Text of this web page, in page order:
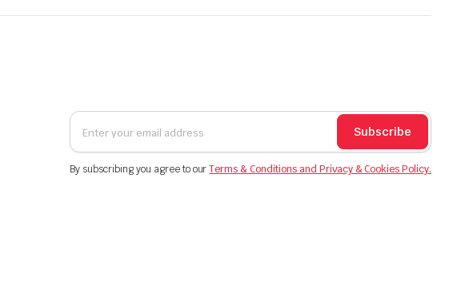
Subscribe
By subscribing you agree to ourTerms & Conditions and Privacy & Cookies Policy.